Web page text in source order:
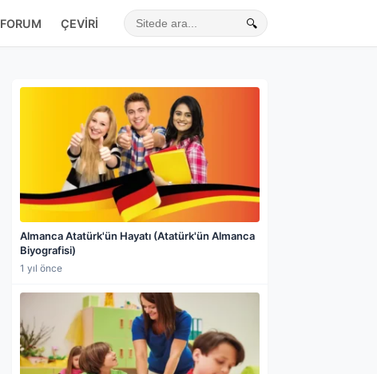
FORUM ÇEVIRI
Sitede ara
🔍
Almanca Atatürk'ün Hayatı (Atatürk'ün Almanca
Biyografisi)
1 yıl önce